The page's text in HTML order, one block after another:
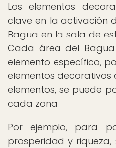
Los elementos
clave en la activación
Bagua en la sala de
Cada área del
elemento específico,
elementos decorativos
elementos, se puede
cada zona.
Por ejemplo, para
prosperidad y